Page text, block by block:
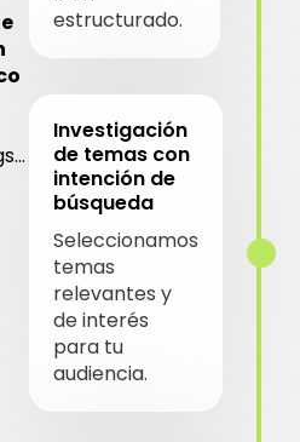
estructurado.
Investigación
de temas con
intención de
búsqueda
Seleccionamos
temas
relevantes y
de interés
para tu
audiencia.